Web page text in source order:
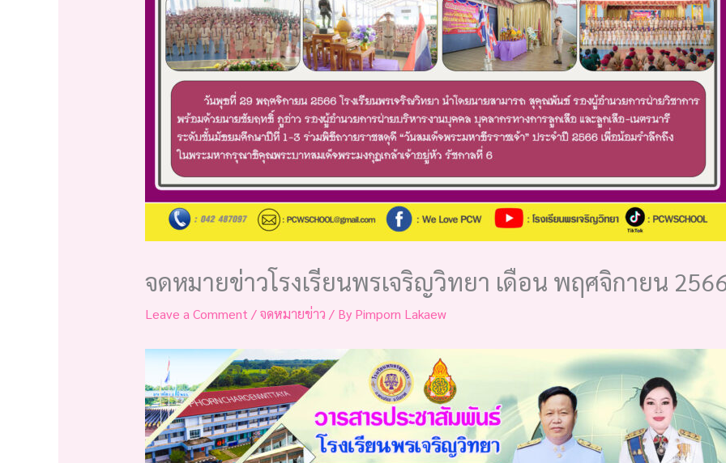
จดหมายข่าวโรงเรียนพรเจริญวิทยา เดือน พฤศจิกายน
Leave a Comment /จดหมายข่าว / By Pimporn Lakaew